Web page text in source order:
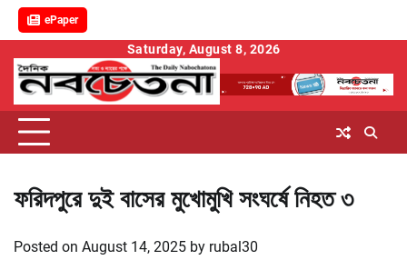
ePaper
content
Saturday, August 8, 2026
ফরিদপুরে দুই বাসের মুখোমুখি সংঘর্ষে নিহত ৩
Posted on August 14, 2025 by rubal30